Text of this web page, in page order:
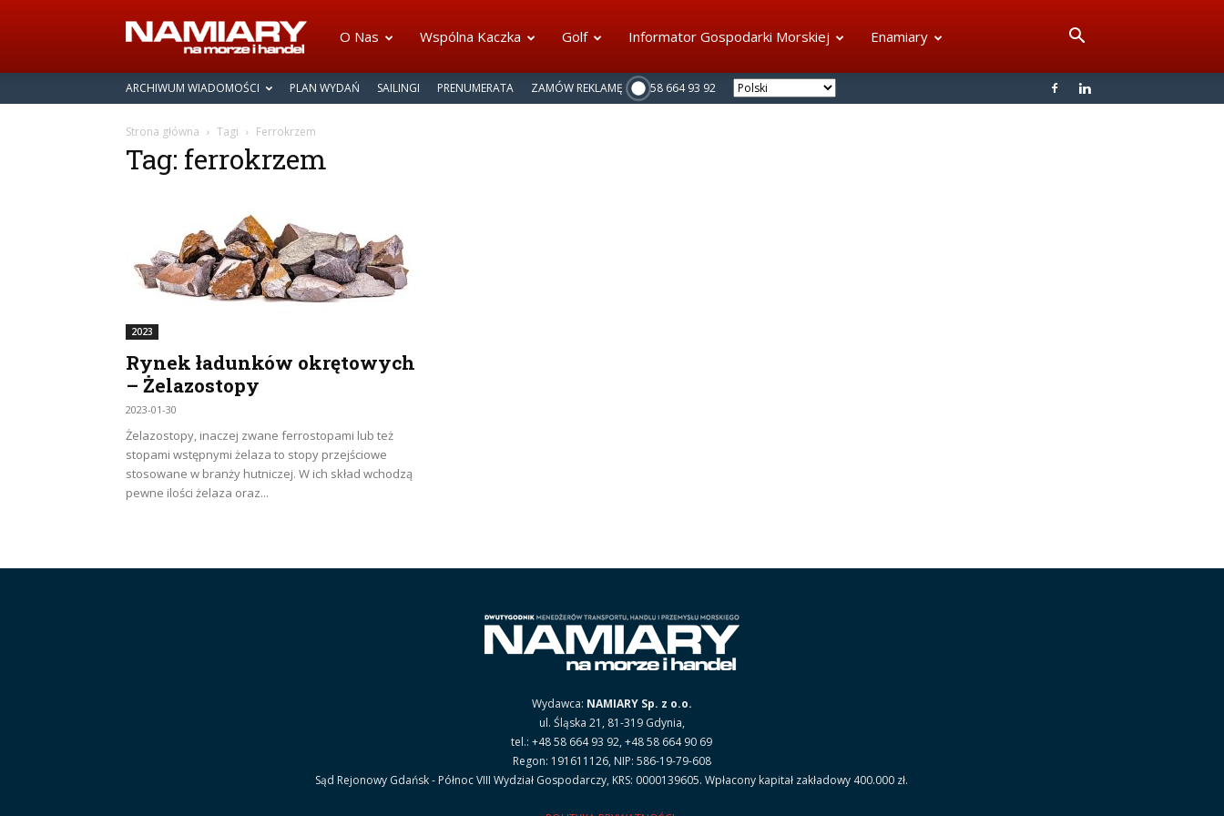
Namiary
na
i
O Nas Wspólna Kaczka Golf Informator Gospodarki Morskiej Enamiary
ARCHIWUM WIADOMOŚCI PLAN WYDAŃ SAILINGI PRENUMERATA ZAMÓW REKLAMĘ 58 664 93 92
Strona główna Tagi Ferrokrzem
Tag: ferrokrzem
2023
Rynek ładunków okrętowych
– Żelazostopy
2023-01-30
Żelazostopy, inaczej zwane ferrostopami lub też
stopami wstępnymi żelaza to stopy przejściowe
stosowane w branży hutniczej. W ich skład wchodzą
pewne ilości żelaza oraz...
Wydawca: NAMIARY Sp. z o.o.
ul. Śląska 21, 81-319 Gdynia,
tel.: +48 58 664 93 92, +48 58 664 90 69
Regon: 191611126, NIP: 586-19-79-608
Sąd Rejonowy Gdańsk - Północ VIII Wydział Gospodarczy, KRS: 0000139605. Wpłacony kapitał zakładowy 400.000 zł.